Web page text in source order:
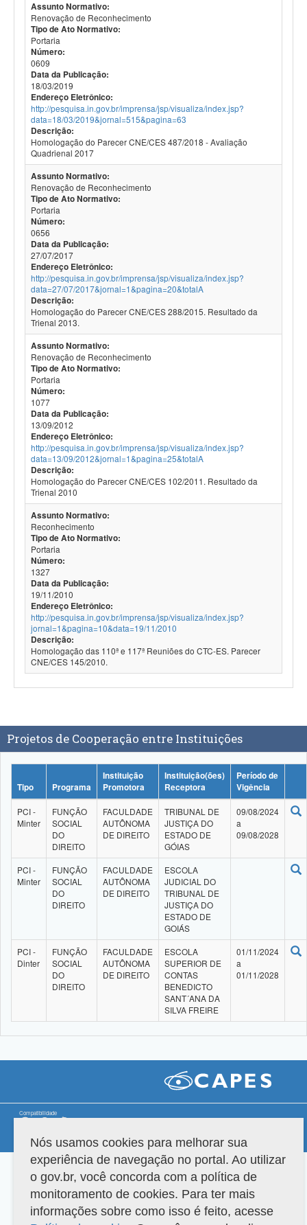
Assunto Normativo:
Renovação de Reconhecimento
Tipo de Ato Normativo:
Portaria
Número:
0609
Data da Publicação:
18/03/2019
Endereço Eletrônico:
http://pesquisa.in.gov.br/imprensa/jsp/visualiza/index.jsp?
data=18/03/2019&jornal=515&pagina=63
Descrição:
Homologação do Parecer CNE/CES 487/2018 - Avaliação
Quadrienal 2017
Assunto Normativo:
Renovação de Reconhecimento
Tipo de Ato Normativo:
Portaria
Número:
0656
Data da Publicação:
27/07/2017
Endereço Eletrônico:
http://pesquisa.in.gov.br/imprensa/jsp/visualiza/index.jsp?
data=27/07/2017&jornal=1&pagina=20&totalA
Descrição:
Homologação do Parecer CNE/CES 288/2015. Resultado da
Trienal 2013.
Assunto Normativo:
Renovação de Reconhecimento
Tipo de Ato Normativo:
Portaria
Número:
1077
Data da Publicação:
13/09/2012
Endereço Eletrônico:
http://pesquisa.in.gov.br/imprensa/jsp/visualiza/index.jsp?
data=13/09/2012&jornal=1&pagina=25&totalA
Descrição:
Homologação do Parecer CNE/CES 102/2011. Resultado da
Trienal 2010
Assunto Normativo:
Reconhecimento
Tipo de Ato Normativo:
Portaria
Número:
1327
Data da Publicação:
19/11/2010
Endereço Eletrônico:
http://pesquisa.in.gov.br/imprensa/jsp/visualiza/index.jsp?
jornal=1&pagina=10&data=19/11/2010
Descrição:
Homologação das 110ª e 117ª Reuniões do CTC-ES. Parecer
CNE/CES 145/2010.
Projetos de Cooperação entre Instituições
Tipo Programa
Instituição
Promotora
Instituição(ões)
Receptora
Período de
Vigência
PCI -
Minter
FUNÇÃO
SOCIAL
DO
DIREITO
FACULDADE
AUTÔNOMA
DE DIREITO
TRIBUNAL DE
JUSTIÇA DO
ESTADO DE
GÓIAS
09/08/2024
a
09/08/2028
PCI -
Minter
FUNÇÃO
SOCIAL
DO
DIREITO
FACULDADE
AUTÔNOMA
DE DIREITO
ESCOLA
JUDICIAL DO
TRIBUNAL DE
JUSTIÇA DO
ESTADO DE
GOIÁS
PCI -
Dinter
FUNÇÃO
SOCIAL
DO
DIREITO
FACULDADE
AUTÔNOMA
DE DIREITO
ESCOLA
SUPERIOR DE
CONTAS
BENEDICTO
SANT´ANA DA
SILVA FREIRE
01/11/2024
a
01/11/2028
Compatibilidade
Versão do sistema: 3.88.9 Copyright 2022 Capes. Todos os direitos reservados.
Nós usamos cookies para melhorar sua
experiência de navegação no portal. Ao utilizar
o gov.br, você concorda com a política de
monitoramento de cookies. Para ter mais
informações sobre como isso é feito, acesse